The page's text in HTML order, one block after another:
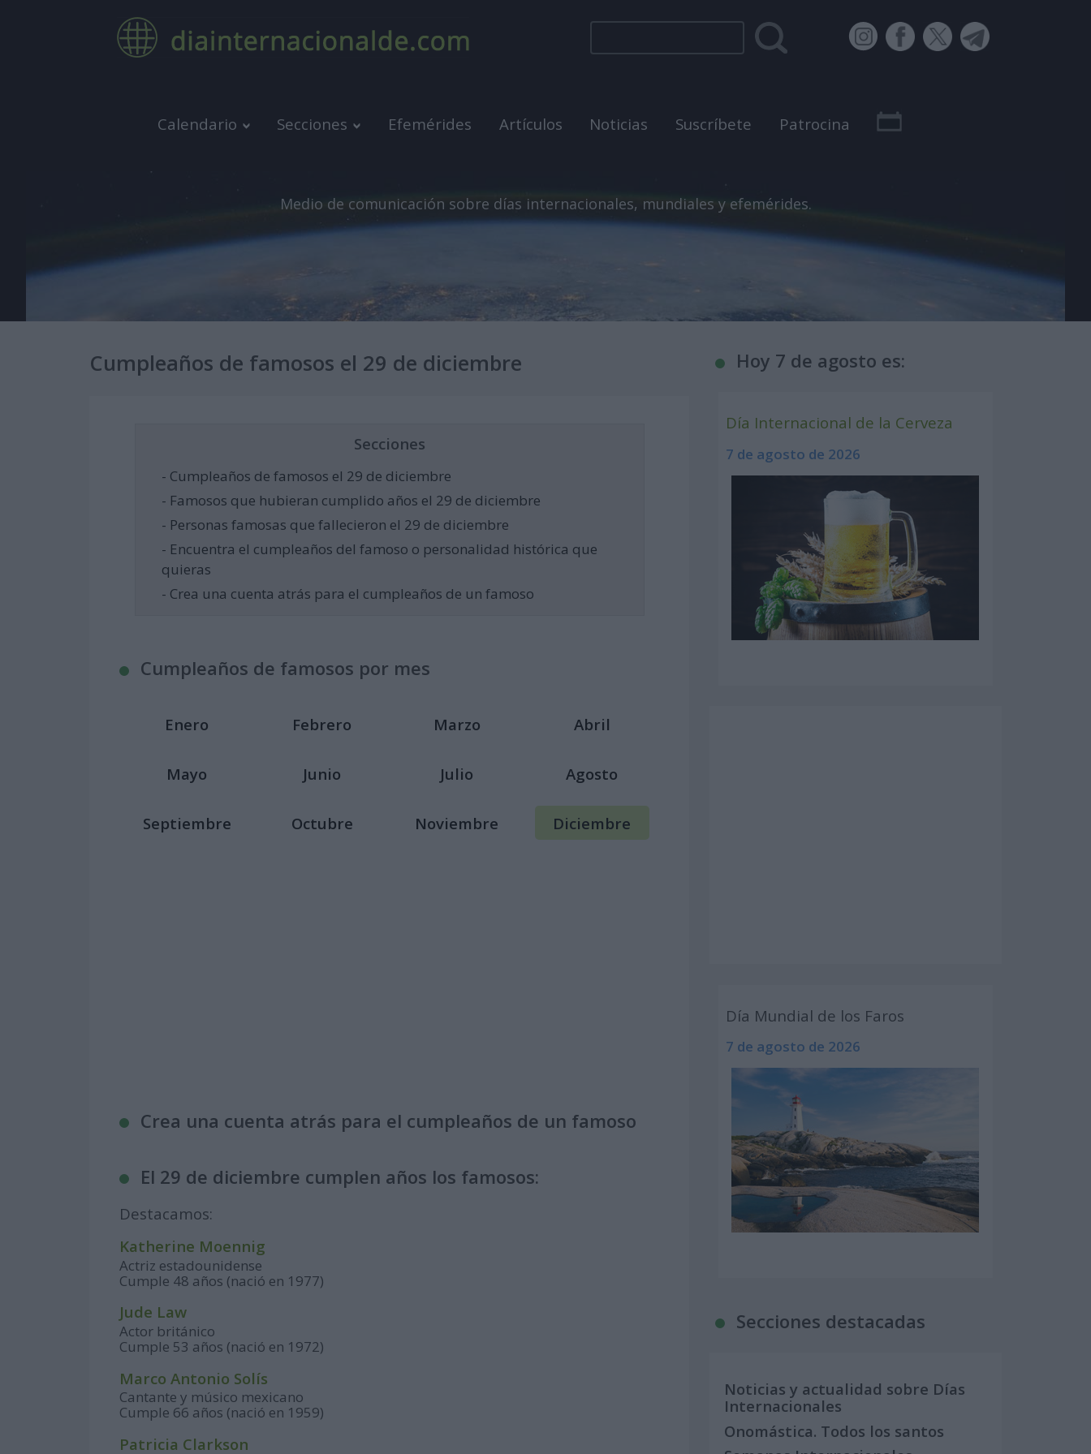
Calendario Secciones Efemérides Artículos Noticias Suscríbete Patrocina
Medio de comunicación sobre días internacionales, mundiales y efemérides.
Cumpleaños de famosos el 29 de diciembre
Secciones
- Cumpleaños de famosos el 29 de diciembre
- Famosos que hubieran cumplido años el 29 de diciembre
- Personas famosas que fallecieron el 29 de diciembre
- Encuentra el cumpleaños del famoso o personalidad histórica que
quieras
- Crea una cuenta atrás para el cumpleaños de un famoso
Cumpleaños de famosos por mes
Enero Febrero Marzo Abril
Mayo Junio Julio Agosto
Septiembre Octubre Noviembre Diciembre
Crea una cuenta atrás para el cumpleaños de un famoso
El 29 de diciembre cumplen años los famosos:
Destacamos:
Katherine Moennig
Actriz estadounidense
Cumple 48 años (nació en 1977)
Jude Law
Actor británico
Cumple 53 años (nació en 1972)
Marco Antonio Solís
Cantante y músico mexicano
Cumple 66 años (nació en 1959)
Patricia Clarkson
Hoy 7 de agosto es:
Día Internacional de la Cerveza
7 de agosto de 2026
Día Mundial de los Faros
7 de agosto de 2026
Secciones destacadas
Noticias y actualidad sobre Días
Internacionales
Onomástica. Todos los santos